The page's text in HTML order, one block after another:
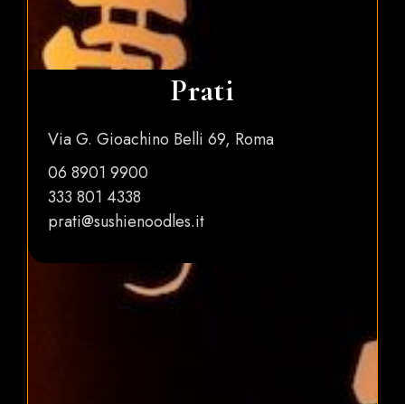
Prati
Via G. Gioachino Belli 69, Roma
06 8901 9900
333 801 4338
prati@sushienoodles.it